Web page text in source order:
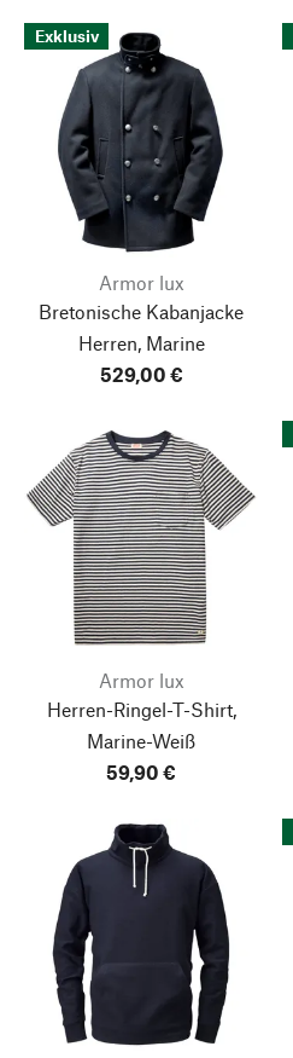
Exklusiv
Armor lux
Bretonische Kabanjacke
Herren, Marine
529,00 €
Armor lux
Herren-Ringel-T-Shirt,
Marine-Weiß
59,90 €